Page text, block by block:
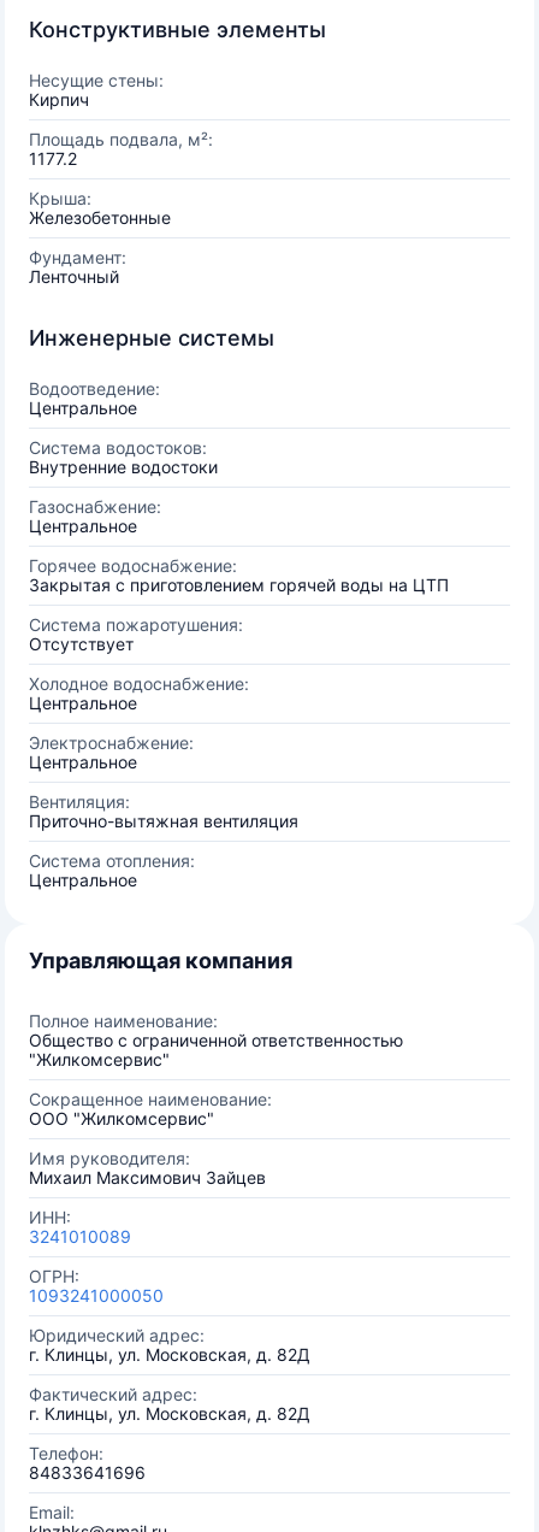
Конструктивные элементы
Несущие стены:
Кирпич
Площадь подвала, м²:
1177.2
Крыша:
Железобетонные
Фундамент:
Ленточный
Инженерные системы
Водоотведение:
Центральное
Система водостоков:
Внутренние водостоки
Газоснабжение:
Центральное
Горячее водоснабжение:
Закрытая с приготовлением горячей воды на ЦТП
Система пожаротушения:
Отсутствует
Холодное водоснабжение:
Центральное
Электроснабжение:
Центральное
Вентиляция:
Приточно-вытяжная вентиляция
Система отопления:
Центральное
Управляющая компания
Полное наименование:
Общество с ограниченной ответственностью
"Жилкомсервис"
Сокращенное наименование:
ООО "Жилкомсервис"
Имя руководителя:
Михаил Максимович Зайцев
ИНН:
3241010089
ОГРН:
1093241000050
Юридический адрес:
г. Клинцы, ул. Московская, д. 82Д
Фактический адрес:
г. Клинцы, ул. Московская, д. 82Д
Телефон:
84833641696
Email: